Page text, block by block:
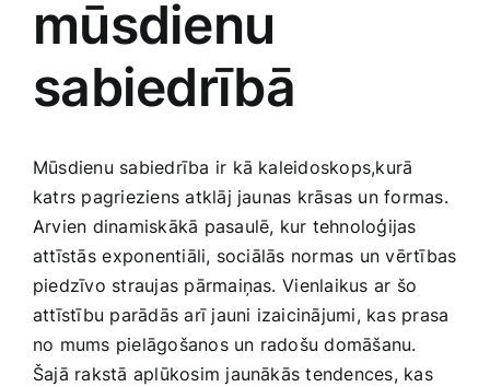
Medicīnas preces
Mobilie telefoni, planšetdatori
Pārtikas preces
Preces birojam
Preces pieaugušajiem
mūsdienu
sabiedrībā
Mūsdienu sabiedrība​ ir kā kaleidoskops,kurā
katrs pagrieziens atklāj jaunas krāsas un formas.
Arvien dinamiskākā pasaulē, kur tehnoloģijas⁣
attīstās⁢ exponentiāli, sociālās normas un vērtības
piedzīvo ‌straujas pārmaiņas. ⁢Vienlaikus ar šo
attīstību parādās‌ arī jauni izaicinājumi, kas ‌prasa
no mums pielāgošanos un radošu domāšanu.
Šajā rakstā aplūkosim jaunākās tendences, kas